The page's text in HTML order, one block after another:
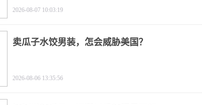
2026-08-07 10:03:19
卖瓜子水饺男装，怎会威胁美国？
2026-08-06 13:35:56